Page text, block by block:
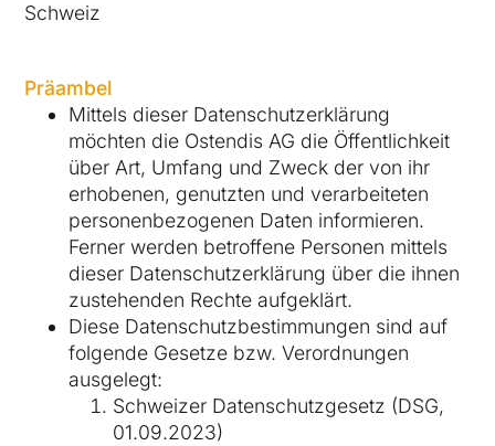
Schweiz
Präambel
Mittels dieser Datenschutzerklärung
möchten die Ostendis AG die Öffentlichkeit
über Art, Umfang und Zweck der von ihr
erhobenen, genutzten und verarbeiteten
personenbezogenen Daten informieren.
Ferner werden betroffene Personen mittels
dieser Datenschutzerklärung über die ihnen
zustehenden Rechte aufgeklärt.
Diese Datenschutzbestimmungen sind auf
folgende Gesetze bzw. Verordnungen
ausgelegt:
Schweizer Datenschutzgesetz (DSG,
01.09.2023)